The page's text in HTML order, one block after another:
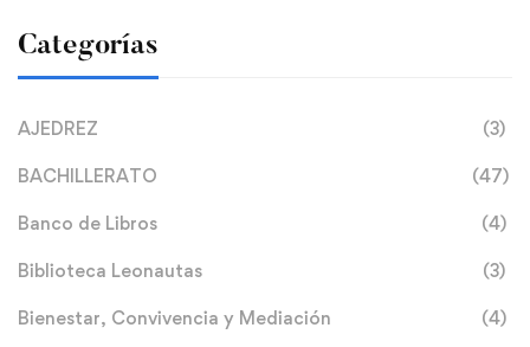
Categorías
AJEDREZ (3)
BACHILLERATO (47)
Banco de Libros (4)
Biblioteca Leonautas (3)
Bienestar, Convivencia y Mediación (4)